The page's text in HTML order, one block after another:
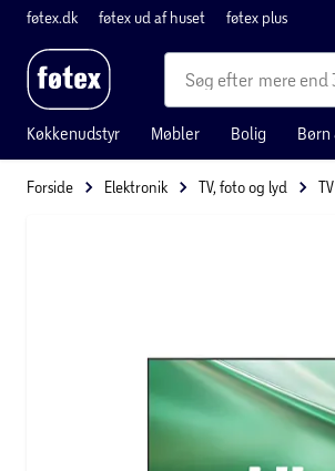
føtex.dk føtex ud af huset føtex plus
mere end
Køkkenudstyr Møbler Bolig Børn
Forside Elektronik TV, foto og lyd TV